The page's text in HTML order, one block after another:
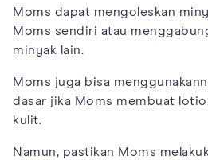
Moms dapat mengoleskan
Moms sendiri atau
minyak lain.
Moms juga bisa
dasar jika Moms membuat
kulit.
Namun, pastikan Moms